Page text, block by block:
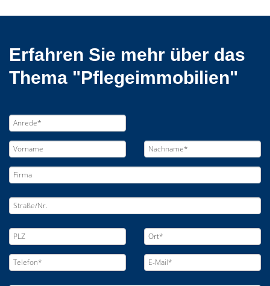
Erfahren Sie mehr über das
Thema "Pflegeimmobilien"